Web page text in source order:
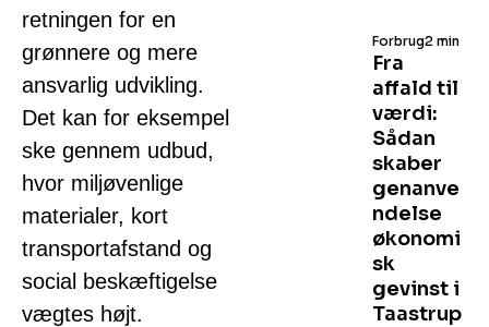
retningen for en
grønnere og mere
ansvarlig udvikling.
Det kan for eksempel
ske gennem udbud,
hvor miljøvenlige
materialer, kort
transportafstand og
social beskæftigelse
vægtes højt.
Fra
affald til
værdi:
Sådan
skaber
genanve
ndelse
økonomi
sk
gevinst i
Taastrup
Forbrug2 min